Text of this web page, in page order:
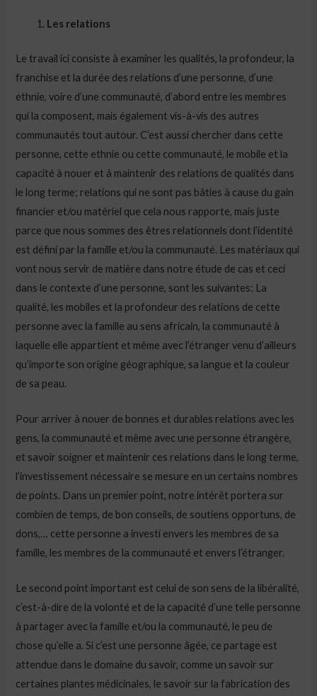
Les relations
Le travail ici consiste à examiner les qualités, la profondeur, la
franchise et la durée des relations d’une personne, d’une
ethnie, voire d’une communauté, d’abord entre les membres
qui la composent, mais également vis-à-vis des autres
communautés tout autour. C’est aussi chercher dans cette
personne, cette ethnie ou cette communauté, le mobile et la
capacité à nouer et à maintenir des relations de qualités dans
le long terme; relations qui ne sont pas bâties à cause du gain
financier et/ou matériel que cela nous rapporte, mais juste
parce que nous sommes des êtres relationnels dont l’identité
est défini par la famille et/ou la communauté. Les matériaux qui
vont nous servir de matière dans notre étude de cas et ceci
dans le contexte d’une personne, sont les suivantes: La
qualité, les mobiles et la profondeur des relations de cette
personne avec la famille au sens africain, la communauté à
laquelle elle appartient et même avec l’étranger venu d’ailleurs
qu’importe son origine géographique, sa langue et la couleur
de sa peau.
Pour arriver à nouer de bonnes et durables relations avec les
gens, la communauté et même avec une personne étrangère,
et savoir soigner et maintenir ces relations dans le long terme,
l’investissement nécessaire se mesure en un certains nombres
de points. Dans un premier point, notre intérêt portera sur
combien de temps, de bon conseils, de soutiens opportuns, de
dons,… cette personne a investi envers les membres de sa
famille, les membres de la communauté et envers l’étranger.
Le second point important est celui de son sens de la libéralité,
c’est-à-dire de la volonté et de la capacité d’une telle personne
à partager avec la famille et/ou la communauté, le peu de
chose qu’elle a. Si c’est une personne âgée, ce partage est
attendue dans le domaine du savoir, comme un savoir sur
certaines plantes médicinales, le savoir sur la fabrication des